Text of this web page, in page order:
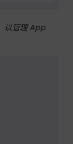
以管理 App